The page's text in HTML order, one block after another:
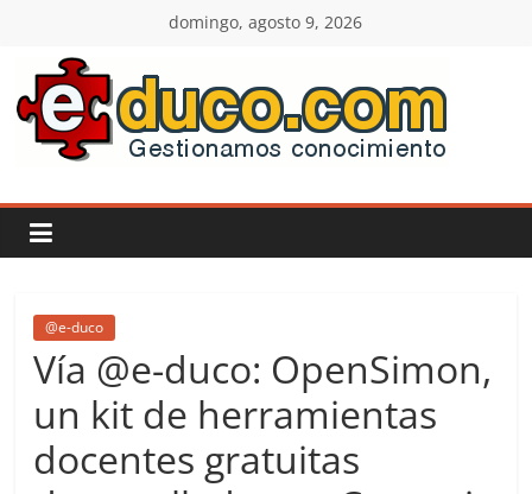
contenido
domingo, agosto 9, 2026
E-
duco:
Gestión
del
Conocimiento
Learn
more.
@e-duco
Vía @e-duco: OpenSimon,
un kit de herramientas
docentes gratuitas